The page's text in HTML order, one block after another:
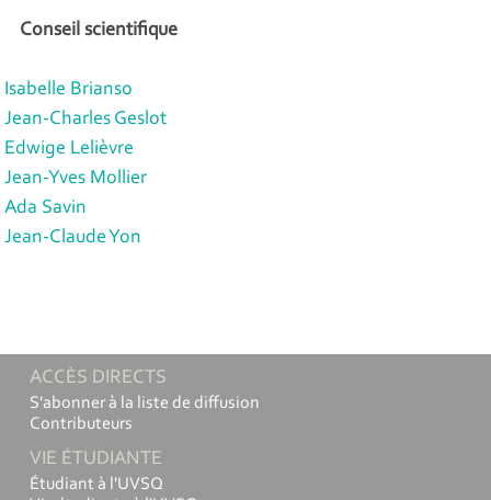
Conseil scientifique
Isabelle Brianso
Jean-Charles Geslot
Edwige Lelièvre
Jean-Yves Mollier
Ada Savin
Jean-Claude Yon
ACCÈS DIRECTS
S'abonner à la liste de diffusion
Contributeurs
VIE ÉTUDIANTE
Étudiant à l'UVSQ